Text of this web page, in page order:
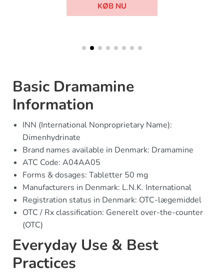
KØB NU
Basic Dramamine
Information
INN (International Nonproprietary Name):
Dimenhydrinate
Brand names available in Denmark: Dramamine
ATC Code: A04AA05
Forms & dosages: Tabletter 50 mg
Manufacturers in Denmark: L.N.K. International
Registration status in Denmark: OTC-lægemiddel
OTC / Rx classification: Generelt over-the-counter
(OTC)
Everyday Use & Best
Practices